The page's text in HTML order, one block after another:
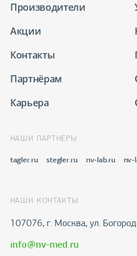
Производители
Акции
Контакты
Партнёрам
Карьера
НАШИ ПАРТНЕРЫ
tagler.ru stegler.ru nv-lab.ru nv-
НАШИ КОНТАКТЫ
107076, г. Москва, ул.
info@nv-med.ru